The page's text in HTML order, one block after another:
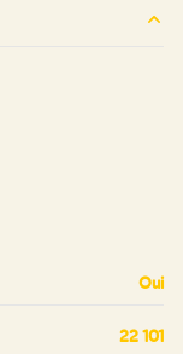
4.02 m²
Oui
22 101